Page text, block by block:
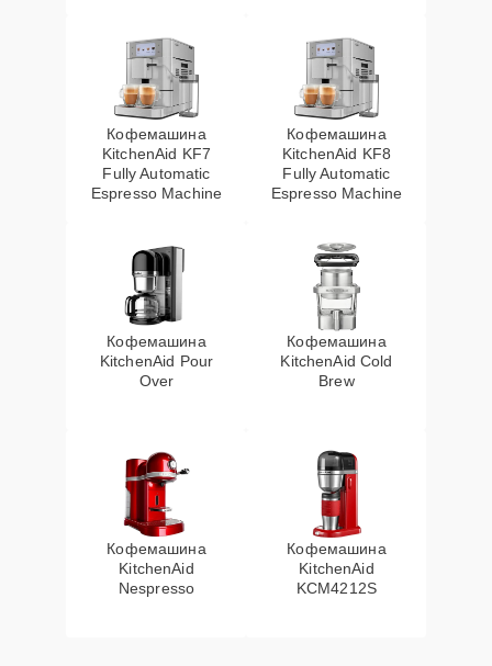
Кофемашина
KitchenAid KF7
Fully Automatic
Espresso Machine
Кофемашина
KitchenAid KF8
Fully Automatic
Espresso Machine
Кофемашина
KitchenAid Pour
Over
Кофемашина
KitchenAid Cold
Brew
Кофемашина
KitchenAid
Nespresso
Кофемашина
KitchenAid
KCM4212S